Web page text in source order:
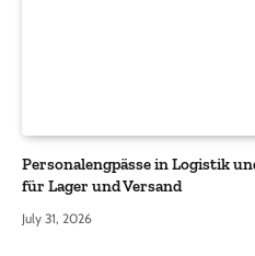
Personalengpässe in Logistik
für Lager und Versand
July 31, 2026